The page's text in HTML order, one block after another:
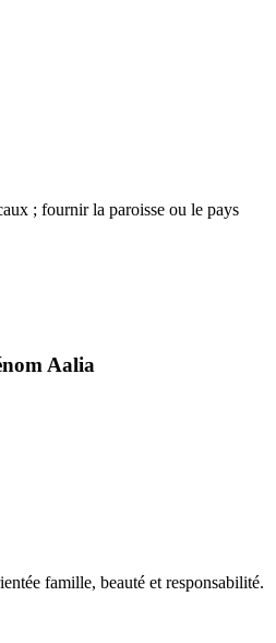
; fournir la paroisse ou le pays
Aalia
famille, beauté et responsabilité.